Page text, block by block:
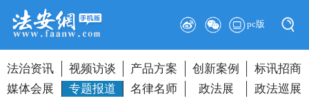
pc版
法治资讯 视频访谈 产品方案 创新案例
标讯招商
媒体会展
专题报道 名律名师 政法展 政法巡展